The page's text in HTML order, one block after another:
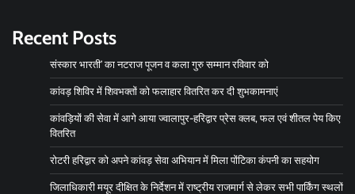
Recent Posts
संस्कार भारती’ का नटराज पूजन व कला गुरु सम्मान रविवार को
कांवड़ शिविर में शिवभक्तों को फलाहार वितरित कर दी शुभकामनाएं
कांवड़ियों की सेवा में आगे आया ज्वालापुर-हरिद्वार प्रेस क्लब, फल एवं शीतल पेय किए
वितरित
रोटरी हरिद्वार को अपने कांवड़ सेवा अभियान में मिला पोंटिका कंपनी का सहयोग
जिलाधिकारी मयूर दीक्षित के निर्देशन में राष्ट्रीय राजमार्ग से लेकर सभी पार्किंग स्थलों